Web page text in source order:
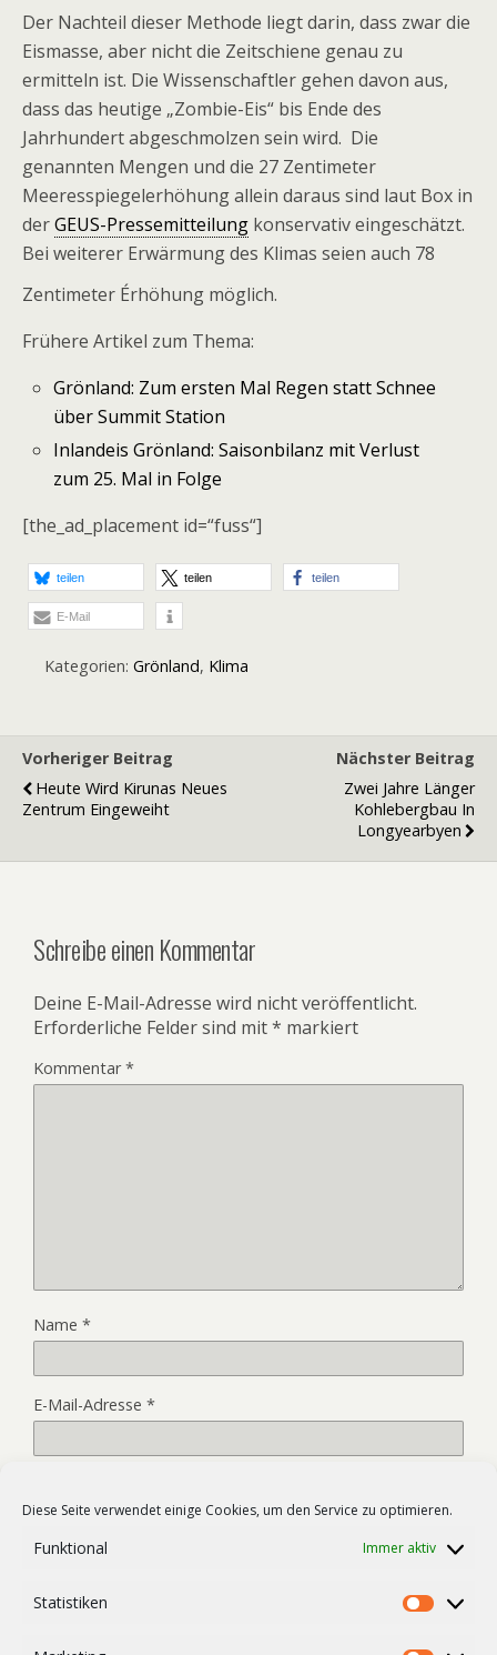
Diese Seite verwendet einige Cookies, um den Service zu optimieren.
Funktional Immer aktiv
Statistiken
Der Nachteil dieser Methode liegt darin, dass zwar die
Eismasse, aber nicht die Zeitschiene genau zu
ermitteln ist. Die Wissenschaftler gehen davon aus,
dass das heutige „Zombie-Eis“ bis Ende des
Jahrhundert abgeschmolzen sein wird. Die
genannten Mengen und die 27 Zentimeter
Meeresspiegelerhöhung allein daraus sind laut Box in
derGEUS-Pressemitteilung konservativ eingeschätzt.
Bei weiterer Erwärmung des Klimas seien auch 78
Zentimeter Érhöhung möglich.
Frühere Artikel zum Thema:
Grönland: Zum ersten Mal Regen statt Schnee
über Summit Station
Inlandeis Grönland: Saisonbilanz mit Verlust
zum 25. Mal in Folge
[the_ad_placement id=“fuss“]
teilen teilen teilen
E-Mail
Kategorien: Grönland, Klima
Vorheriger Beitrag
Heute Wird Kirunas Neues
Zentrum Eingeweiht
Nächster Beitrag
Zwei Jahre Länger
Kohlebergbau In
Longyearbyen
Schreibe einen Kommentar
Deine E-Mail-Adresse wird nicht veröffentlicht.
Erforderliche Felder sind mit* markiert
Kommentar*
Name *
E-Mail-Adresse *
meinen nächsten Kommentar speichern.